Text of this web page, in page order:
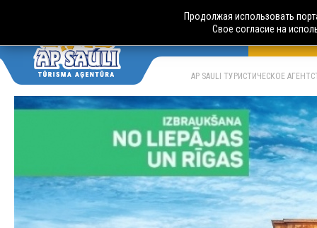
AP SAULI ТУРИСТИЧЕСКОЕ
Продолжая использовать
Свое согласие на